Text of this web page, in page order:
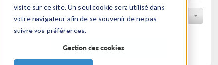
visite sur ce site. Un seul cookie sera utilisé dans
votre navigateur afin de se souvenir de ne pas
suivre vos préférences.
Gestion des cookies
Filtrer par produit
Filtrer